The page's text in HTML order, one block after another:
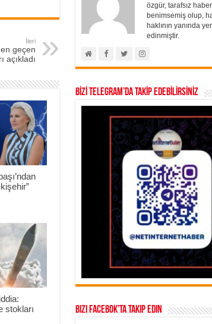
İleri
geçen
açıkladı
stokları
özgür, tarafsız
benimsemiş olup,
haklının yanında
edinmiştir.
BİZİ TELEGRAM’DA TAKİP EDEBİLİRSİNİZ
Bizi Facebok’ta takip edin